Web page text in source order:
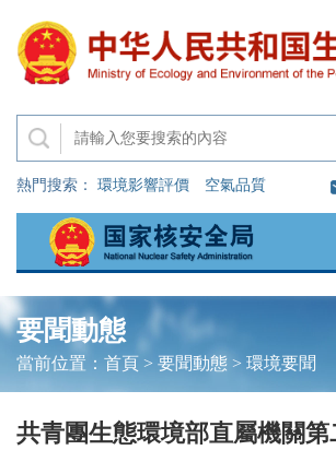
熱門搜索： 環境影響評價 空氣品質
要聞動態
當前位置： 首頁> 要聞動態> 環境要聞
共青團生態環境部直屬機關